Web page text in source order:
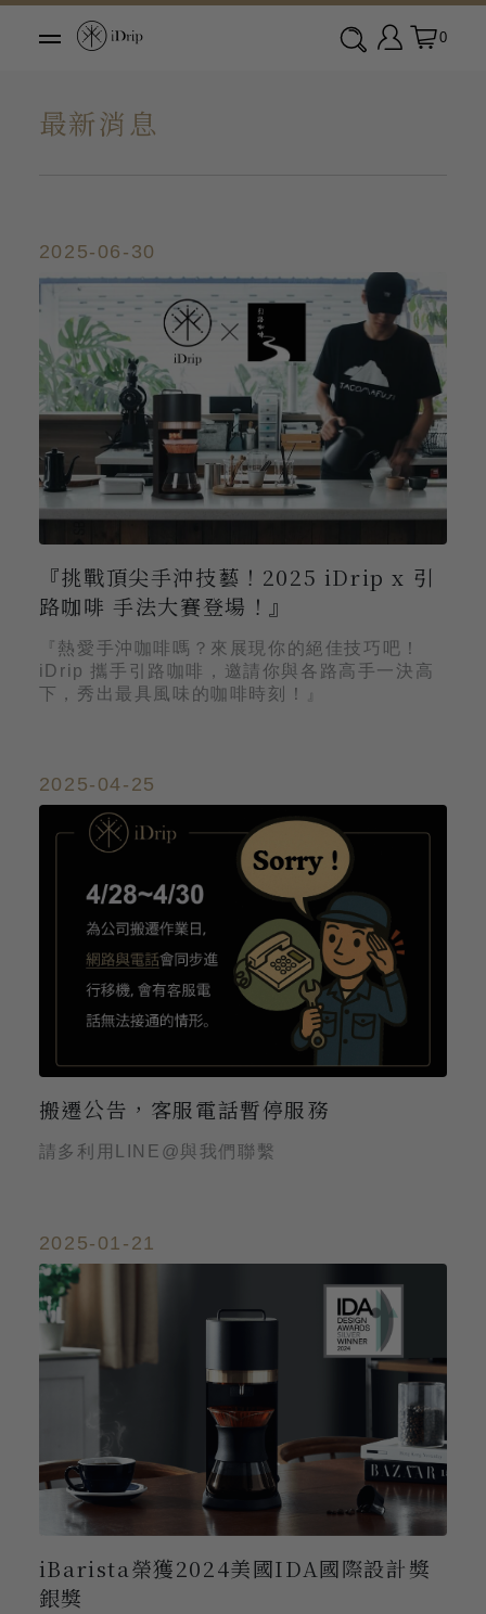
0
最新消息
2025-06-30
『挑戰頂尖手沖技藝！2025 iDrip x 引
路咖啡 手法大賽登場！』
『熱愛手沖咖啡嗎？來展現你的絕佳技巧吧！
iDrip 攜手引路咖啡，邀請你與各路高手一決高
下，秀出最具風味的咖啡時刻！』
2025-04-25
搬遷公告，客服電話暫停服務
請多利用LINE@與我們聯繫
2025-01-21
iBarista榮獲2024美國IDA國際設計獎
銀獎